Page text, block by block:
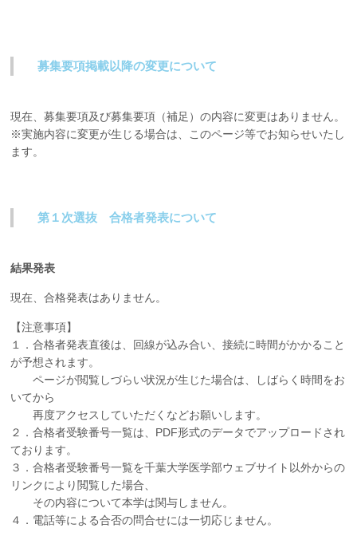
募集要項掲載以降の変更について
現在、募集要項及び募集要項（補足）の内容に変更はありません。
※実施内容に変更が生じる場合は、このページ等でお知らせいたし
ます。
第１次選抜 合格者発表について
結果発表
現在、合格発表はありません。
【注意事項】
１．合格者発表直後は、回線が込み合い、接続に時間がかかること
が予想されます。
ページが閲覧しづらい状況が生じた場合は、しばらく時間をお
いてから
再度アクセスしていただくなどお願いします。
２．合格者受験番号一覧は、PDF形式のデータでアップロードされ
ております。
３．合格者受験番号一覧を千葉大学医学部ウェブサイト以外からの
リンクにより閲覧した場合、
その内容について本学は関与しません。
４．電話等による合否の問合せには一切応じません。